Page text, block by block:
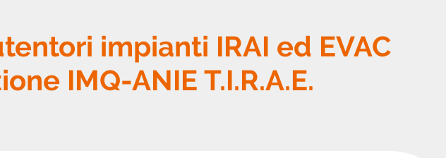
Password dimenticata
Resta connesso
impianti IRAI ed EVAC
IMQ-ANIE T.I.R.A.E.